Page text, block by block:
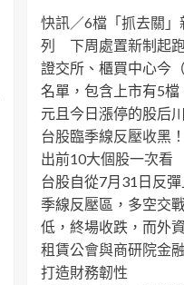
快訊／6檔「抓去關
列 下周處置新制起跑
證交所、櫃買中心今
名單，包含上市有5
元且今日漲停的股后
台股臨季線反壓收黑
出前10大個股一次看
台股自從7月31日反
季線反壓區，多空交
低，終場收跌，而外
租賃公會與商研院金
打造財務韌性